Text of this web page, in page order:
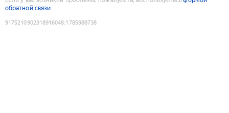
обратной связи
9175210902318916048:1785988738